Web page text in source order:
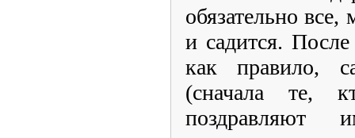
обязательно
и садится. После
как правило,
(сначала те,
поздравляют